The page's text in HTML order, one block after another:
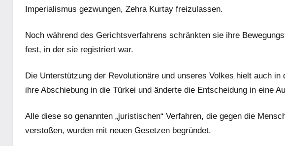
Imperialismus gezwungen, Zehra Kurtay freizulassen.
Noch während des Gerichtsverfahrens schränkten sie ihre
fest, in der sie registriert war.
Die Unterstützung der Revolutionäre und unseres Volkes hielt auch
ihre Abschiebung in die Türkei und änderte die Entscheidung in eine
Alle diese so genannten „juristischen“ Verfahren, die gegen die
verstoßen, wurden mit neuen Gesetzen begründet.